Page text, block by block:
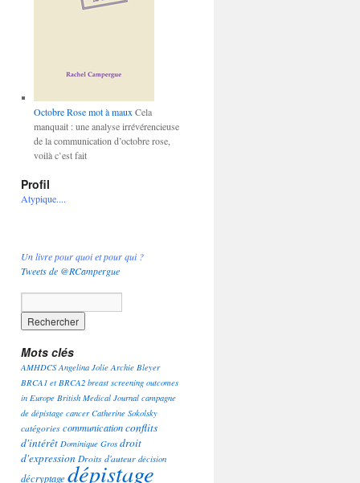
Octobre Rose mot à maux Cela
manquait : une analyse irrévérencieuse
de la communication d’octobre rose,
voilà c’est fait
Profil
Atypique....
Un livre pour quoi et pour qui ?
Tweets de @RCampergue
Mots clés
AMHDCS Angelina Jolie Archie Bleyer
BRCA1 et BRCA2 breast screening outcomes
in Europe British Medical Journal campagne
de dépistage cancer Catherine Sokolsky
catégories communicationconflits
d'intérêt Dominique Gros droit
d'expression Droits d'auteur décision
décryptage dépistage